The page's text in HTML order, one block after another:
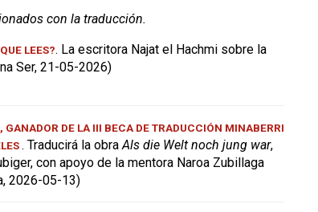
con la traducción.
LEES?. La escritora Najat el Hachmi sobre la
Ser, 21-05-2026)
DE LA III BECA DE TRADUCCIÓN MINABERRI
. Traducirá la obra Als die Welt noch jung war,
con apoyo de la mentora Naroa Zubillaga
2026-05-13)